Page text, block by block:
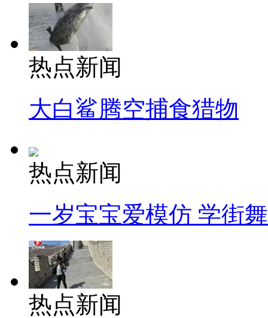
热点新闻
大白鲨腾空捕食猎物
热点新闻
一岁宝宝爱模仿 学街
热点新闻